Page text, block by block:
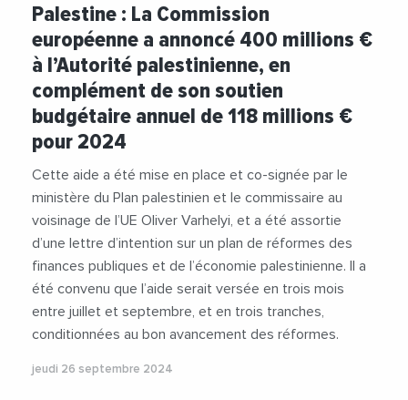
Palestine : La Commission
européenne a annoncé 400 millions €
à l’Autorité palestinienne, en
complément de son soutien
budgétaire annuel de 118 millions €
pour 2024
Cette aide a été mise en place et co-signée par le
ministère du Plan palestinien et le commissaire au
voisinage de l’UE Oliver Varhelyi, et a été assortie
d’une lettre d’intention sur un plan de réformes des
finances publiques et de l’économie palestinienne. Il a
été convenu que l’aide serait versée en trois mois
entre juillet et septembre, et en trois tranches,
conditionnées au bon avancement des réformes.
jeudi 26 septembre 2024